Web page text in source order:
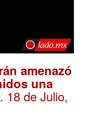
amenazó
una
. 18 de Julio,